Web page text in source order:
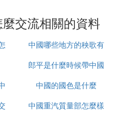
交流相關的資料
中國哪些地方的秧歌有
名
郎平是什麼時候帶中國
女排的
中國的國色是什麼
中國重汽質量部怎麼樣